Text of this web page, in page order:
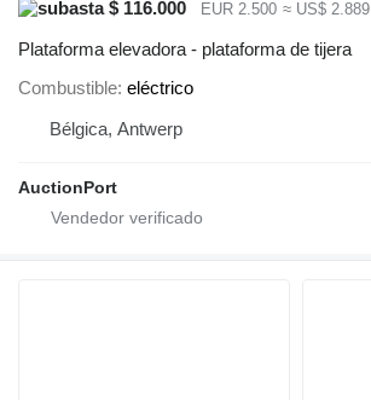
$ 116.000
EUR 2.500 ≈ US$ 2.889
Plataforma elevadora - plataforma de tijera
Combustible eléctrico
Bélgica, Antwerp
AuctionPort